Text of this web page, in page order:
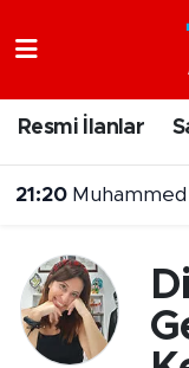
Resmi İlanlar
Trafik
Süper Lig